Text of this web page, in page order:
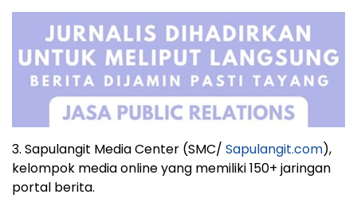
3. Sapulangit Media Center (SMC/ Sapulangit.com),
kelompok media online yang memiliki 150+ jaringan
portal berita.